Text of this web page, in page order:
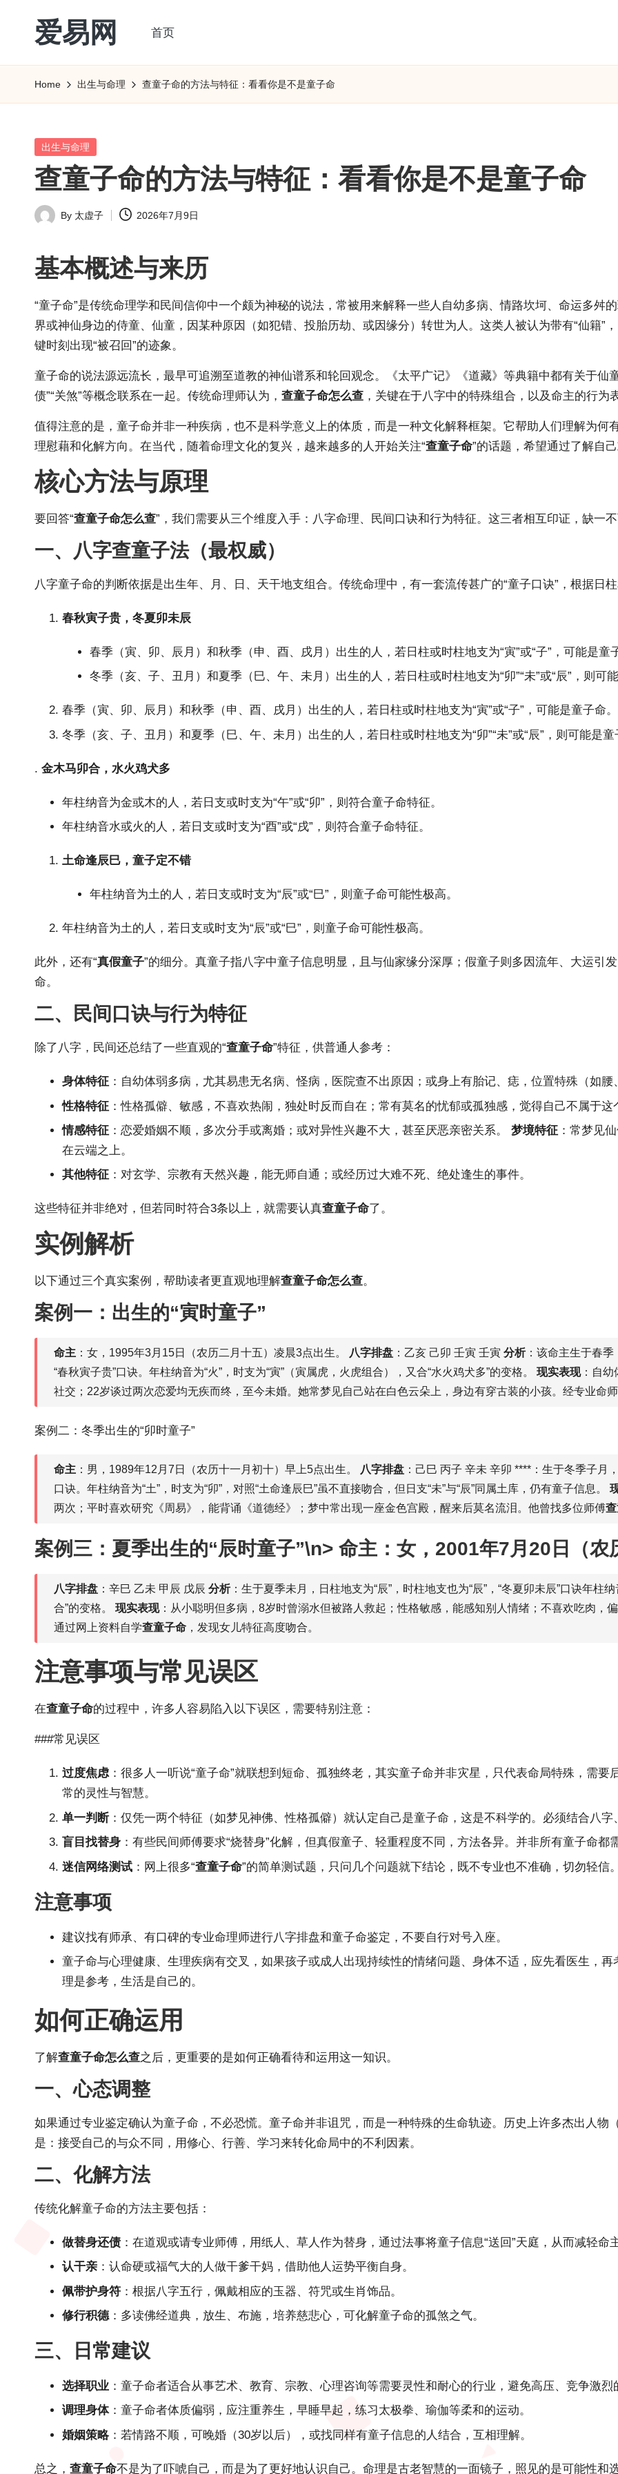
爱易网
历
阳
转
农
历
历
询
_2ebc.com
首页
Home 出生与命理 查童子命的方法与特征：看看你是不是童子命
Posted
出生与命理
查童子命的方法与特征：看看你是不是童子命
Posted
By 太虚子 2026年7月9日
基本概述与来历
“童子命”是传统命理学和民间信仰中一个颇为神秘的说法，常被用来解释一些人自幼多病、情路坎坷、命运多舛
界或神仙身边的侍童、仙童，因某种原因（如犯错、投胎历劫、或因缘分）转世为人。这类人被认为带有“仙籍”
键时刻出现“被召回”的迹象。
童子命的说法源远流长，最早可追溯至道教的神仙谱系和轮回观念。《太平广记》《道藏》等典籍中都有关于仙
债”“关煞”等概念联系在一起。传统命理师认为， 查童子命怎么查 ，关键在于八字中的特殊组合，以及命主的行为
值得注意的是，童子命并非一种疾病，也不是科学意义上的体质，而是一种文化解释框架。它帮助人们理解为
理慰藉和化解方向。在当代，随着命理文化的复兴，越来越多的人开始关注“查童子命”的话题，希望通过了解自
核心方法与原理
要回答“查童子命怎么查”，我们需要从三个维度入手：八字命理、民间口诀和行为特征。这三者相互印证，缺一不
一、八字查童子法（最权威）
八字童子命的判断依据是出生年、月、日、天干地支组合。传统命理中，有一套流传甚广的“童子口诀”，根据日
春秋寅子贵，冬夏卯未辰
春季（寅、卯、辰月）和秋季（申、酉、戌月）出生的人，若日柱或时柱地支为“寅”或“子”，可能是童
冬季（亥、子、丑月）和夏季（巳、午、未月）出生的人，若日柱或时柱地支为“卯”“未”或“辰”，则可能
春季（寅、卯、辰月）和秋季（申、酉、戌月）出生的人，若日柱或时柱地支为“寅”或“子”，可能是童子命。
冬季（亥、子、丑月）和夏季（巳、午、未月）出生的人，若日柱或时柱地支为“卯”“未”或“辰”，则可能是童
. 金木马卯合，水火鸡犬多
年柱纳音为金或木的人，若日支或时支为“午”或“卯”，则符合童子命特征。
年柱纳音水或火的人，若日支或时支为“酉”或“戌”，则符合童子命特征。
土命逢辰巳，童子定不错
年柱纳音为土的人，若日支或时支为“辰”或“巳”，则童子命可能性极高。
年柱纳音为土的人，若日支或时支为“辰”或“巳”，则童子命可能性极高。
此外，还有“真假童子”的细分。真童子指八字中童子信息明显，且与仙家缘分深厚；假童子则多因流年、大运引
命。
二、民间口诀与行为特征
除了八字，民间还总结了一些直观的“查童子命”特征，供普通人参考：
身体特征 ：自幼体弱多病，尤其易患无名病、怪病，医院查不出原因；或身上有胎记、痣，位置特殊（如腰
性格特征 ：性格孤僻、敏感，不喜欢热闹，独处时反而自在；常有莫名的忧郁或孤独感，觉得自己不属于这
情感特征 ：恋爱婚姻不顺，多次分手或离婚；或对异性兴趣不大，甚至厌恶亲密关系。 梦境特征 ：常梦见
在云端之上。
其他特征 ：对玄学、宗教有天然兴趣，能无师自通；或经历过大难不死、绝处逢生的事件。
这些特征并非绝对，但若同时符合3条以上，就需要认真查童子命了。
实例解析
以下通过三个真实案例，帮助读者更直观地理解查童子命怎么查。
案例一：出生的“寅时童子”
命主 ：女，1995年3月15日（农历二月十五）凌晨3点出生。 八字排盘 ：乙亥 己卯 壬寅 壬寅 分析：该命主生于春季
“春秋寅子贵”口诀。年柱纳音为“火”，时支为“寅”（寅属虎，火虎组合），又合“水火鸡犬多”的变格。 现实表现：自幼
社交；22岁谈过两次恋爱均无疾而终，至今未婚。她常梦见自己站在白色云朵上，身边有穿古装的小孩。经专业命师
案例二：冬季出生的“卯时童子”
命主 ：男，1989年12月7日（农历十一月初十）早上5点出生。 八字排盘 ：己巳 丙子 辛未 辛卯 ****：生于冬季子月
口诀。年柱纳音为“土”，时支为“卯”，对照“土命逢辰巳”虽不直接吻合，但日支“未”与“辰”同属土库，仍有童子信息。
两次；平时喜欢研究《周易》，能背诵《道德经》；梦中常出现一座金色宫殿，醒来后莫名流泪。他曾找多位师傅
案例三：夏季出生的“辰时童子”\n> 命主 ：女，2001年7月20日（农
八字排盘 ：辛巳 乙未 甲辰 戊辰 分析：生于夏季未月，日柱地支为“辰”，时柱地支也为“辰”，“冬夏卯未辰”口诀年柱
合”的变格。 现实表现：从小聪明但多病，8岁时曾溺水但被路人救起；性格敏感，能感知别人情绪；不喜欢吃肉，
通过网上资料自学查童子命 ，发现女儿特征高度吻合。
注意事项与常见误区
在查童子命的过程中，许多人容易陷入以下误区，需要特别注意：
###常见误区
过度焦虑：很多人一听说“童子命”就联想到短命、孤独终老，其实童子命并非灾星，只代表命局特殊，需
常的灵性与智慧。
单一判断：仅凭一两个特征（如梦见神佛、性格孤僻）就认定自己是童子命，这是不科学的。必须结合八字
盲目找替身 ：有些民间师傅要求“烧替身”化解，但真假童子、轻重程度不同，方法各异。并非所有童子命都
迷信网络测试 ：网上很多“查童子命”的简单测试题，只问几个问题就下结论，既不专业也不准确，切勿轻信。
注意事项
建议找有师承、有口碑的专业命理师进行八字排盘和童子命鉴定，不要自行对号入座。
童子命与心理健康、生理疾病有交叉，如果孩子或成人出现持续性的情绪问题、身体不适，应先看医生，
理是参考，生活是自己的。
如何正确运用
了解查童子命怎么查之后，更重要的是如何正确看待和运用这一知识。
一、心态调整
如果通过专业鉴定确认为童子命，不必恐慌。童子命并非诅咒，而是一种特殊的生命轨迹。历史上许多杰出人
是：接受自己的与众不同，用修心、行善、学习来转化命局中的不利因素。
二、化解方法
传统化解童子命的方法主要包括：
做替身还债 ：在道观或请专业师傅，用纸人、草人作为替身，通过法事将童子信息“送回”天庭，从而减轻命
认干亲 ：认命硬或福气大的人做干爹干妈，借助他人运势平衡自身。
佩带护身符 ：根据八字五行，佩戴相应的玉器、符咒或生肖饰品。
修行积德：多读佛经道典，放生、布施，培养慈悲心，可化解童子命的孤煞之气。
三、日常建议
选择职业 ：童子命者适合从事艺术、教育、宗教、心理咨询等需要灵性和耐心的行业，避免高压、竞争激烈
调理身体：童子命者体质偏弱，应注重养生，早睡早起，练习太极拳、瑜伽等柔和的运动。
婚姻策略：若情路不顺，可晚婚（30岁以后），或找同样有童子信息的人结合，互相理解。
总之， 查童子命不是为了吓唬自己，而是为了更好地认识自己。命理是古老智慧的一面镜子，照见的是可能性和